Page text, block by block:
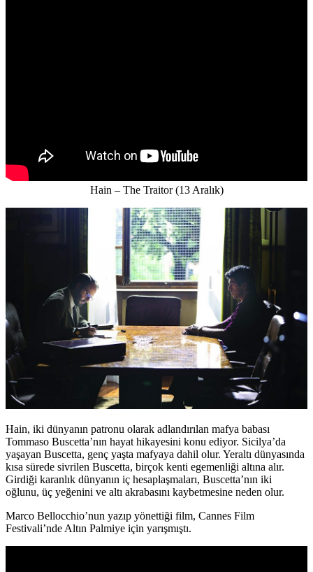
Hain – The Traitor (13 Aralık)
Hain, iki dünyanın patronu olarak adlandırılan mafya babası
Tommaso Buscetta’nın hayat hikayesini konu ediyor. Sicilya’da
yaşayan Buscetta, genç yaşta mafyaya dahil olur. Yeraltı dünyasında
kısa sürede sivrilen Buscetta, birçok kenti egemenliği altına alır.
Girdiği karanlık dünyanın iç hesaplaşmaları, Buscetta’nın iki
oğlunu, üç yeğenini ve altı akrabasını kaybetmesine neden olur.
Marco Bellocchio’nun yazıp yönettiği film, Cannes Film
Festivali’nde Altın Palmiye için yarışmıştı.